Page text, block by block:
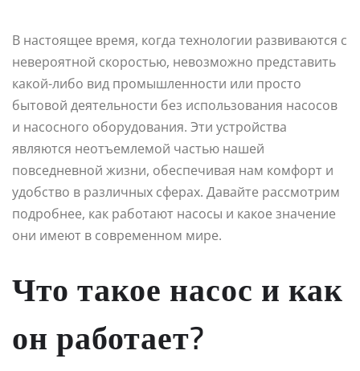
В настоящее время, когда технологии развиваются с
невероятной скоростью, невозможно представить
какой-либо вид промышленности или просто
бытовой деятельности без использования насосов
и насосного оборудования. Эти устройства
являются неотъемлемой частью нашей
повседневной жизни, обеспечивая нам комфорт и
удобство в различных сферах. Давайте рассмотрим
подробнее, как работают насосы и какое значение
они имеют в современном мире.
Что такое насос и как
он работает?